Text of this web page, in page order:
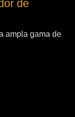
de
ampla gama de